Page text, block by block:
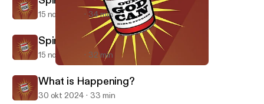
Our God Can
15 nov 2024 34 min
Spiritualities Part 1
15 nov 2024 32 min
What is Happening?
30 okt 2024 33 min